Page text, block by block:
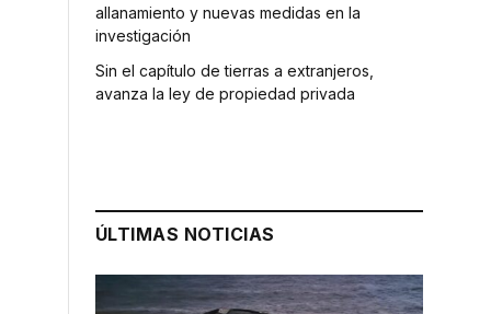
allanamiento y nuevas medidas en la
investigación
Sin el capítulo de tierras a extranjeros,
avanza la ley de propiedad privada
ÚLTIMAS NOTICIAS